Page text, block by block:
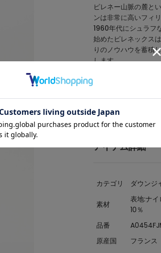
ピレネー山脈の麓と
ンは非常に高いフィ
1960年代にシュラフ
始めたピレネックス
りのノウハウを蓄積
します。
現在はパリの直営
を代表するダウンブ
現在でも羽毛販売
貫して自社工場で生
アイテム詳細
カテゴリ ダウンジ
素材
表地:ナ
10％
品番
原産国
フランス